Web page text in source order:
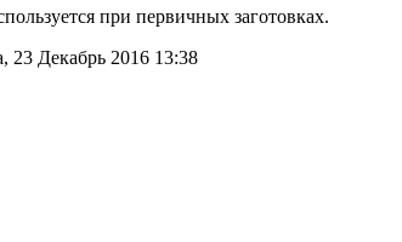
при первичных заготовках.
23 Декабрь 2016 13:38